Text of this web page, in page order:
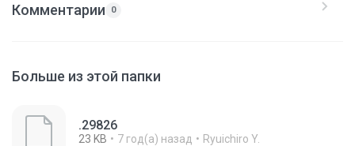
Комментарии 0
Больше из этой папки
.29826
23 KB 7 год(а) назад Ryuichiro Y.